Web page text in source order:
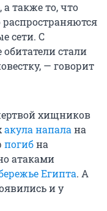
также то, что
сети. С
стали
— говорит
хищников
акула напала на
погибна
атаками
Египта. А
и у